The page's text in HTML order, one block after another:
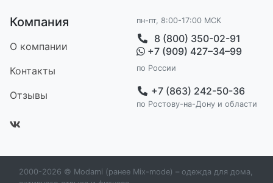
Компания
О компании
Контакты
Отзывы
пн-пт, 8:00-17:00 МСК
8 (800) 350-02-91
+7 (909) 427–34–99
по России
+7 (863) 242-50-36
по Ростову-на-Дону и области
2000-2026 © Modami (ранее Mix-mode) – одежда для дома,